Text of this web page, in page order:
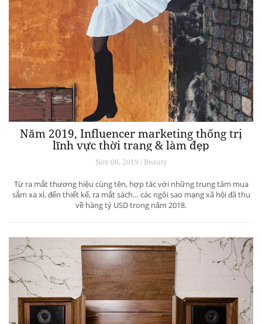
Năm 2019, Influencer marketing thống trị
lĩnh vực thời trang & làm đẹp
Nov 08, 2019 / Beauty
Từ ra mắt thương hiệu cùng tên, hợp tác với những trung tâm mua
sắm xa xỉ, đến thiết kế, ra mắt sách… các ngôi sao mạng xã hội đã thu
về hàng tỷ USD trong năm 2018.